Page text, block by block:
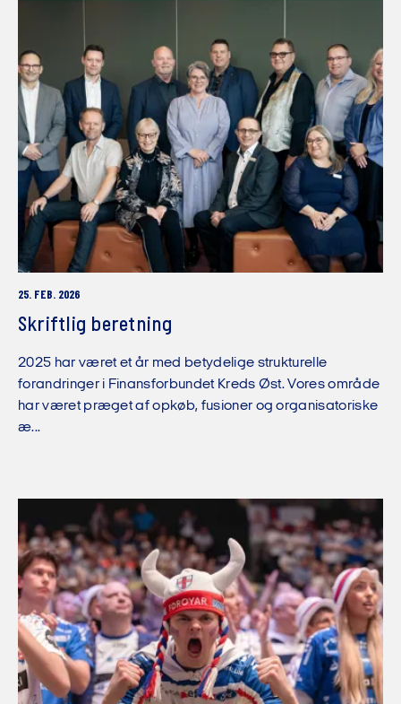
25. FEB. 2026
Skriftlig beretning
2025 har været et år med betydelige strukturelle
forandringer i Finansforbundet Kreds Øst. Vores område
har været præget af opkøb, fusioner og organisatoriske
æ...